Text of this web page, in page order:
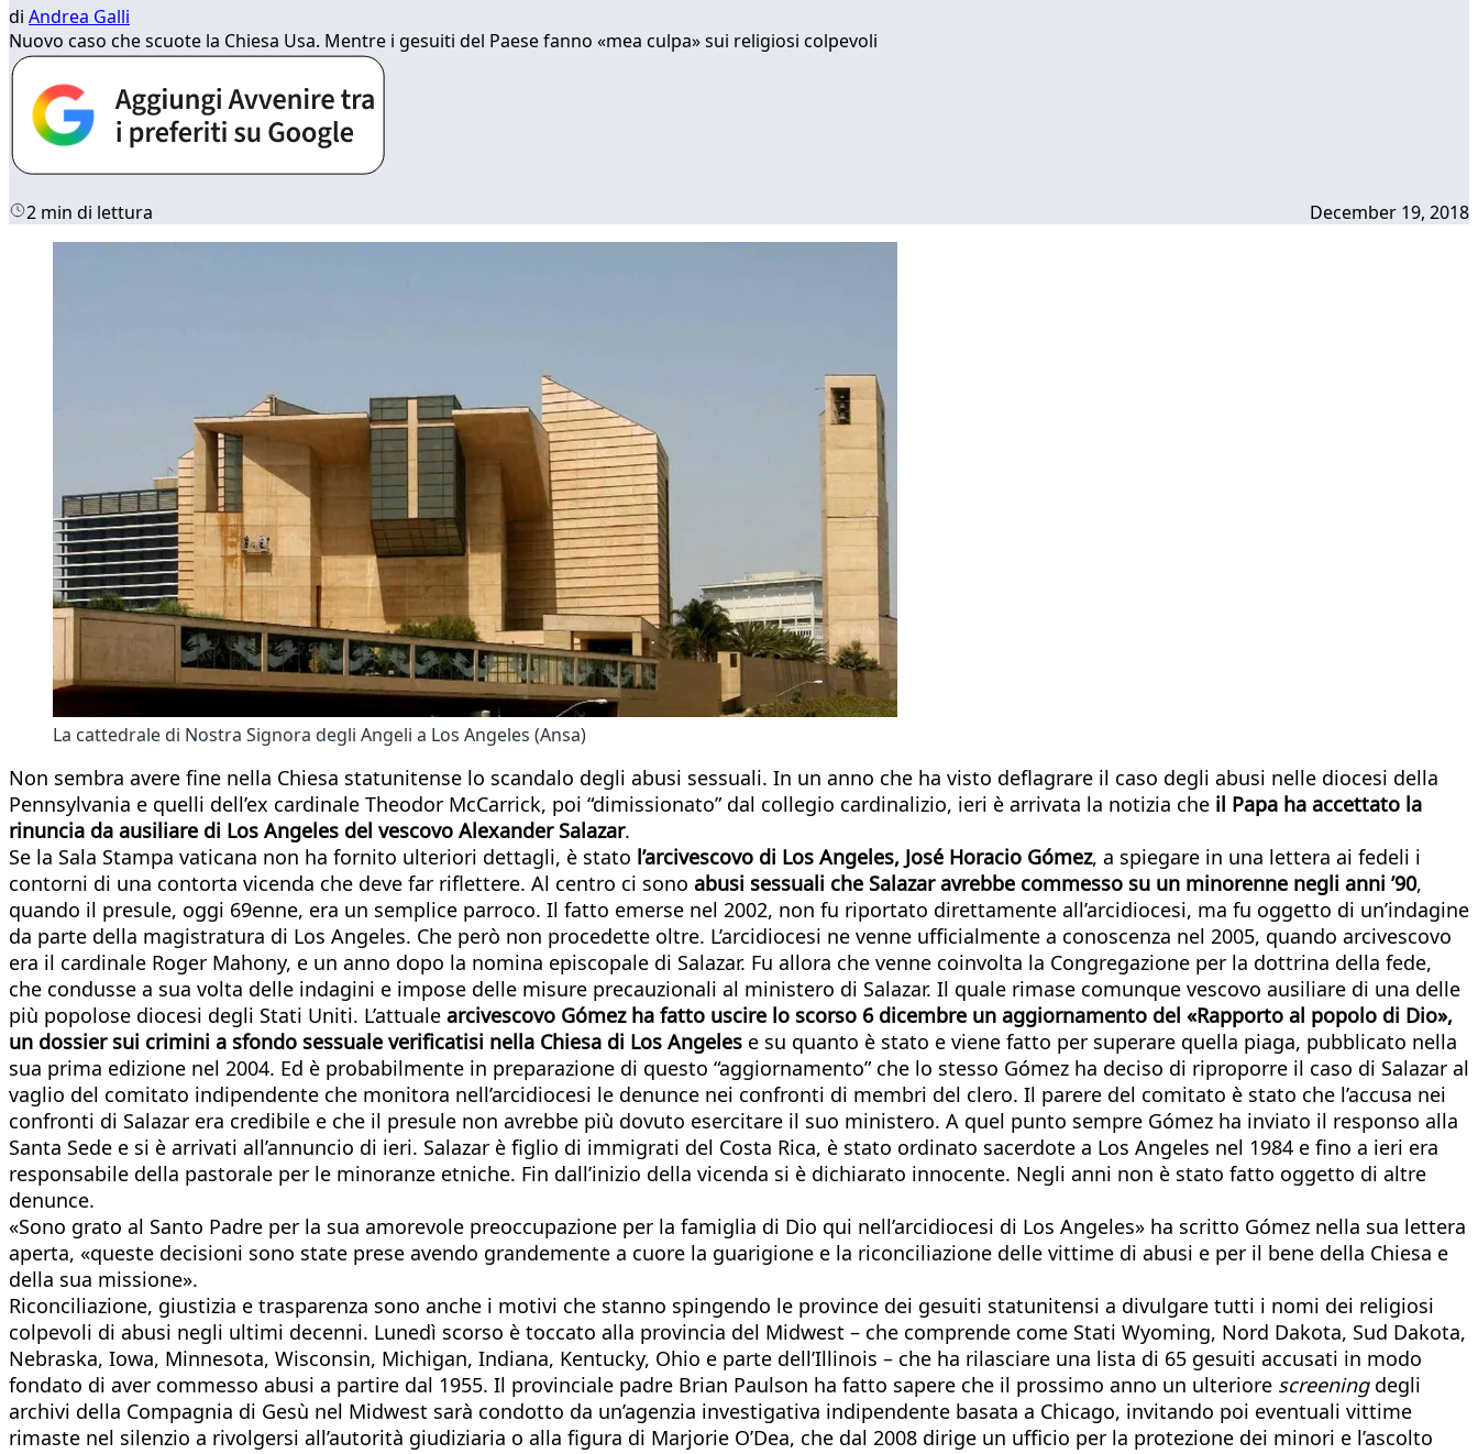
di Andrea Galli
Nuovo caso che scuote la Chiesa Usa. Mentre i gesuiti del Paese fanno «mea culpa» sui religiosi colpevoli
2 min di lettura December 19, 2018
La cattedrale di Nostra Signora degli Angeli a Los Angeles (Ansa)
Non sembra avere fine nella Chiesa statunitense lo scandalo degli abusi sessuali. In un anno che ha visto deflagrare il caso degli abusi nelle diocesi della
Pennsylvania e quelli dell’ex cardinale Theodor McCarrick, poi “dimissionato” dal collegio cardinalizio, ieri è arrivata la notizia che il Papa ha accettato la
rinuncia da ausiliare di Los Angeles del vescovo Alexander Salazar.
Se la Sala Stampa vaticana non ha fornito ulteriori dettagli, è stato l’arcivescovo di Los Angeles, José Horacio Gómez, a spiegare in una lettera ai fedeli i
contorni di una contorta vicenda che deve far riflettere. Al centro ci sono abusi sessuali che Salazar avrebbe commesso su un minorenne negli anni ’90,
quando il presule, oggi 69enne, era un semplice parroco. Il fatto emerse nel 2002, non fu riportato direttamente all’arcidiocesi, ma fu oggetto di un’indagine
da parte della magistratura di Los Angeles. Che però non procedette oltre. L’arcidiocesi ne venne ufficialmente a conoscenza nel 2005, quando arcivescovo
era il cardinale Roger Mahony, e un anno dopo la nomina episcopale di Salazar. Fu allora che venne coinvolta la Congregazione per la dottrina della fede,
che condusse a sua volta delle indagini e impose delle misure precauzionali al ministero di Salazar. Il quale rimase comunque vescovo ausiliare di una delle
più popolose diocesi degli Stati Uniti. L’attuale arcivescovo Gómez ha fatto uscire lo scorso 6 dicembre un aggiornamento del «Rapporto al popolo di Dio»,
un dossier sui crimini a sfondo sessuale verificatisi nella Chiesa di Los Angeles e su quanto è stato e viene fatto per superare quella piaga, pubblicato nella
sua prima edizione nel 2004. Ed è probabilmente in preparazione di questo “aggiornamento” che lo stesso Gómez ha deciso di riproporre il caso di Salazar al
vaglio del comitato indipendente che monitora nell’arcidiocesi le denunce nei confronti di membri del clero. Il parere del comitato è stato che l’accusa nei
confronti di Salazar era credibile e che il presule non avrebbe più dovuto esercitare il suo ministero. A quel punto sempre Gómez ha inviato il responso alla
Santa Sede e si è arrivati all’annuncio di ieri. Salazar è figlio di immigrati del Costa Rica, è stato ordinato sacerdote a Los Angeles nel 1984 e fino a ieri era
responsabile della pastorale per le minoranze etniche. Fin dall’inizio della vicenda si è dichiarato innocente. Negli anni non è stato fatto oggetto di altre
denunce.
«Sono grato al Santo Padre per la sua amorevole preoccupazione per la famiglia di Dio qui nell’arcidiocesi di Los Angeles» ha scritto Gómez nella sua lettera
aperta, «queste decisioni sono state prese avendo grandemente a cuore la guarigione e la riconciliazione delle vittime di abusi e per il bene della Chiesa e
della sua missione».
Riconciliazione, giustizia e trasparenza sono anche i motivi che stanno spingendo le province dei gesuiti statunitensi a divulgare tutti i nomi dei religiosi
colpevoli di abusi negli ultimi decenni. Lunedì scorso è toccato alla provincia del Midwest – che comprende come Stati Wyoming, Nord Dakota, Sud Dakota,
Nebraska, Iowa, Minnesota, Wisconsin, Michigan, Indiana, Kentucky, Ohio e parte dell’Illinois – che ha rilasciare una lista di 65 gesuiti accusati in modo
fondato di aver commesso abusi a partire dal 1955. Il provinciale padre Brian Paulson ha fatto sapere che il prossimo anno un ulteriore screeningdegli
archivi della Compagnia di Gesù nel Midwest sarà condotto da un’agenzia investigativa indipendente basata a Chicago, invitando poi eventuali vittime
rimaste nel silenzio a rivolgersi all’autorità giudiziaria o alla figura di Marjorie O’Dea, che dal 2008 dirige un ufficio per la protezione dei minori e l’ascolto